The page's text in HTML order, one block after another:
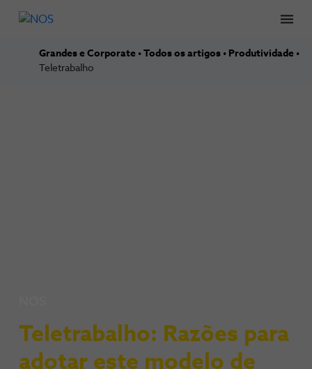
Grandes e Corporate Todos os artigos
Produtividade
Teletrabalho
Teletrabalho: Razões para
adotar este modelo de